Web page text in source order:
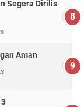
Segera Dirilis
Aman